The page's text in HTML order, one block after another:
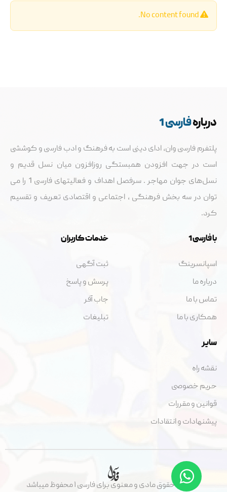
دربارهفارسی 1
پلتفرم فارسی وان، ادای دینی است به فرهنگ و ادب فارسی و کوششی
است در جهت افزودن همبستگی روزافزون میان نسل قدیم و
نسل‌های جوان مهاجر . سرفصل اهداف و فعالیتهای فارسی 1 را می
توان در سه بخش فرهنگی ، اجتماعی و اقتصادی تعریف و تقسيم
کرد.
با فارسی 1
اسپانسرینگ
درباره ما
تماس با ما
همکاری با ما
خدمات کاربران
ثبت آگهی
پرسش و پاسخ
جاب آفر
تبلیغات
سایر
نقشه راه
حریم خصوصی
قوانین و مقررات
پیشنهادات و انتقادات
تمامی حقوق مادی و معنوی برای فارسی ۱ محفوظ میباشد